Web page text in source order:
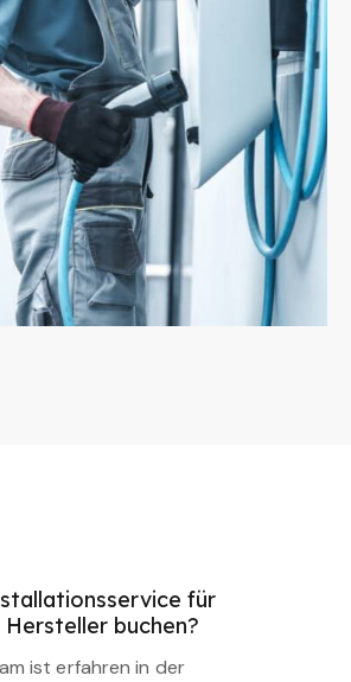
für
buchen?
ist erfahren in der